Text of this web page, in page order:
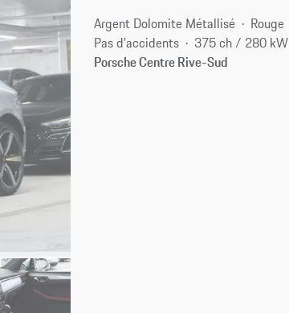
Argent Dolomite Métallisé Rouge
Pas d'accidents
375 ch / 280 kW
Porsche Centre Rive-Sud